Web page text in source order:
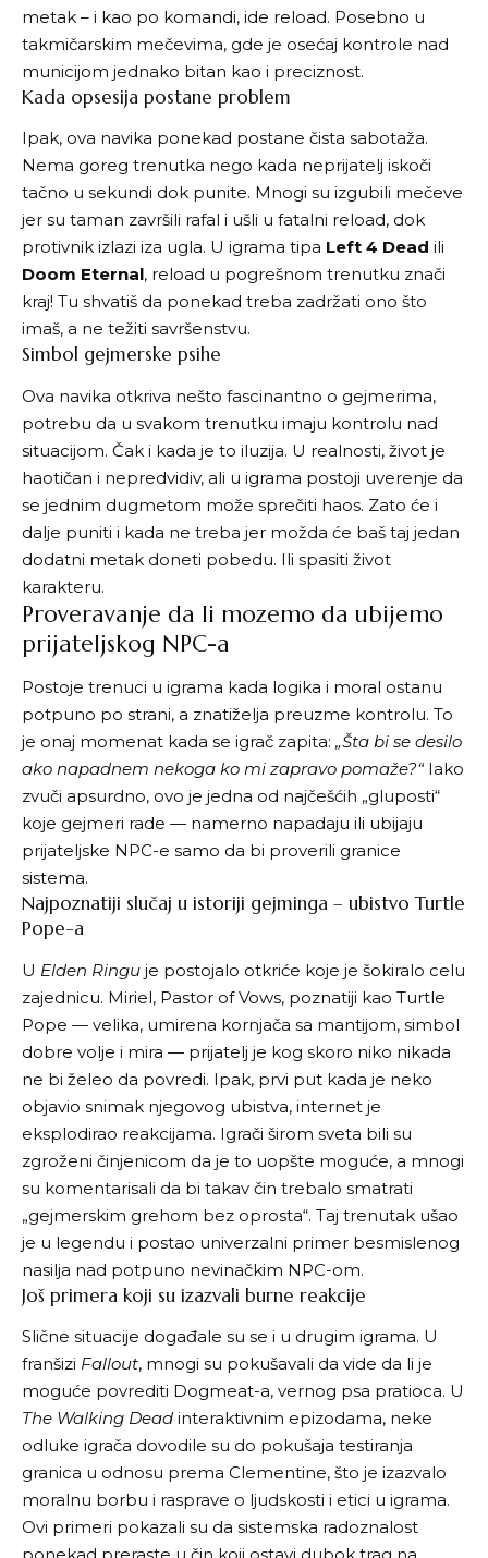
metak – i kao po komandi, ide reload. Posebno u
takmičarskim mečevima, gde je osećaj kontrole nad
municijom jednako bitan kao i preciznost.
Kada opsesija postane problem
Ipak, ova navika ponekad postane čista sabotaža.
Nema goreg trenutka nego kada neprijatelj iskoči
tačno u sekundi dok punite. Mnogi su izgubili mečeve
jer su taman završili rafal i ušli u fatalni reload, dok
protivnik izlazi iza ugla. U igrama tipa Left 4 Dead ili
Doom Eternal, reload u pogrešnom trenutku znači
kraj! Tu shvatiš da ponekad treba zadržati ono što
imaš, a ne težiti savršenstvu.
Simbol gejmerske psihe
Ova navika otkriva nešto fascinantno o gejmerima,
potrebu da u svakom trenutku imaju kontrolu nad
situacijom. Čak i kada je to iluzija. U realnosti, život je
haotičan i nepredvidiv, ali u igrama postoji uverenje da
se jednim dugmetom može sprečiti haos. Zato će i
dalje puniti i kada ne treba jer možda će baš taj jedan
dodatni metak doneti pobedu. Ili spasiti život
karakteru.
Proveravanje da li mozemo da ubijemo
prijateljskog NPC-a
Postoje trenuci u igrama kada logika i moral ostanu
potpuno po strani, a znatiželja preuzme kontrolu. To
je onaj momenat kada se igrač zapita: „Šta bi se desilo
ako napadnem nekoga ko mi zapravo pomaže?“Iako
zvuči apsurdno, ovo je jedna od najčešćih „gluposti“
koje gejmeri rade — namerno napadaju ili ubijaju
prijateljske NPC-e samo da bi proverili granice
sistema.
Najpoznatiji slučaj u istoriji gejminga – ubistvo Turtle
Pope-a
U Elden Ringu je postojalo otkriće koje je šokiralo celu
zajednicu. Miriel, Pastor of Vows, poznatiji kao Turtle
Pope — velika, umirena kornjača sa mantijom, simbol
dobre volje i mira — prijatelj je kog skoro niko nikada
ne bi želeo da povredi. Ipak, prvi put kada je neko
objavio snimak njegovog ubistva, internet je
eksplodirao reakcijama. Igrači širom sveta bili su
zgroženi činjenicom da je to uopšte moguće, a mnogi
su komentarisali da bi takav čin trebalo smatrati
„gejmerskim grehom bez oprosta“. Taj trenutak ušao
je u legendu i postao univerzalni primer besmislenog
nasilja nad potpuno nevinačkim NPC-om.
Još primera koji su izazvali burne reakcije
Slične situacije događale su se i u drugim igrama. U
franšizi Fallout, mnogi su pokušavali da vide da li je
moguće povrediti Dogmeat-a, vernog psa pratioca. U
The Walking Dead interaktivnim epizodama, neke
odluke igrača dovodile su do pokušaja testiranja
granica u odnosu prema Clementine, što je izazvalo
moralnu borbu i rasprave o ljudskosti i etici u igrama.
Ovi primeri pokazali su da sistemska radoznalost